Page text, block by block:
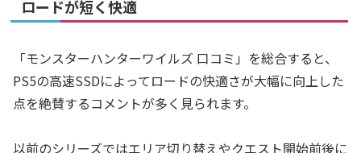
ロードが短く快適
「モンスターハンターワイルズ 口コミ」を総合すると、
PS5の高速SSDによってロードの快適さが大幅に向上した
点を絶賛するコメントが多く見られます。
以前のシリーズではエリア切り替えやクエスト開始前後に